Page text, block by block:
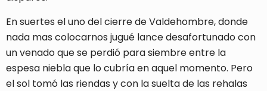
En suertes el uno del cierre de Valdehombre, donde
nada mas colocarnos jugué lance desafortunado con
un venado que se perdió para siembre entre la
espesa niebla que lo cubría en aquel momento. Pero
el sol tomó las riendas y con la suelta de las rehalas